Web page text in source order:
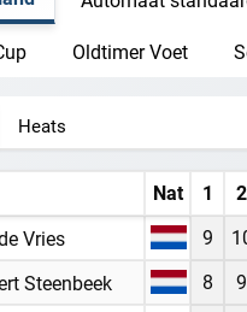
Oldtimer Voet
Heats
Nat 1 2
Vries 9
Steenbeek 8 9